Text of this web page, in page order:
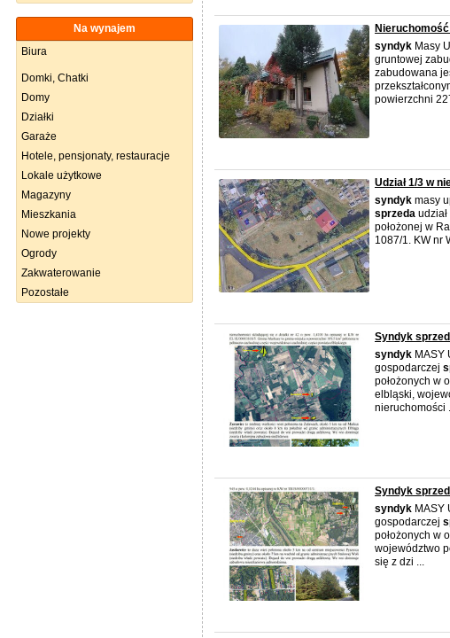
Na wynajem
Biura
Domki, Chatki
Domy
Działki
Garaże
Hotele, pensjonaty, restauracje
Lokale użytkowe
Magazyny
Mieszkania
Nowe projekty
Ogrody
Zakwaterowanie
Pozostałe
syndyk Masy
gruntowej
zabudowana
powierzchni
Udział 1/3 w
syndyk masy
sprzeda
położonej w
1087/1. KW nr
Syndyk
syndyk MASY
gospodarczej
położonych w
elbląski,
nieruchomości
Syndyk
syndyk MASY
gospodarczej
położonych w
województwo
się z dzi ...